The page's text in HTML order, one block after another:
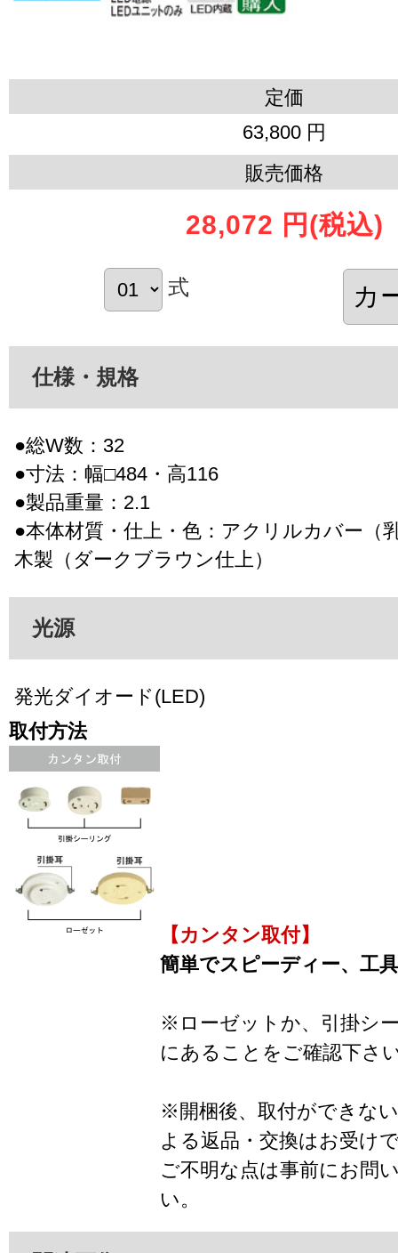
定価
63,800 円
販売価格
28,072 円 (税込)
式
仕様・規格
●総W数：32
●寸法：幅□484・高116
●製品重量：2.1
●本体材質・仕上・色：アクリルカバー（
木製（ダークブラウン仕上）
光源
発光ダイオード(LED)
取付方法
【カンタン取付】
簡単でスピーディー、工
※ローゼットか、引掛シ
にあることをご確認下さ
※開梱後、取付ができな
よる返品・交換はお受け
ご不明な点は事前にお問
い。